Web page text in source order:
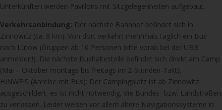
Unterkünften werden Pavillons mit Sitzgelegenheiten aufgebaut.
Verkehrsanbindung: Der nächste Bahnhof befindet sich in
Zinnowitz (ca. 8 km). Von dort verkehrt mehrmals täglich ein Bus
nach Lütow (Gruppen ab 10 Personen bitte vorab bei der UBB
anmelden!). Die nächste Bushaltestelle befindet sich direkt am Camp
(Mai – Oktober montags bis freitags im 2-Stunden-Takt).
HINWEIS (Anreise mit Bus): Der Campingplatz ist ab Zinnowitz
ausgeschildert, es ist nicht notwendig, die Bundes- bzw. Landstraßen
zu verlassen. Leider weisen vor allem ältere Navigationssysteme in